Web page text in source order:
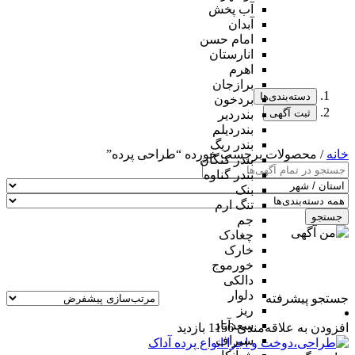
آب پخش
آبدان
امام حسن
انارستان
اهرم
برازجان
بردخون
بندردیر
بندردیلم
بندر ریگ
بندر کنگان
بندر گناوه
بنک
تنگ ارم
جم
چغادک
خارک
خورموج
دالکی
دلوار
ریز
سعدآباد
سیراف
دسته‌بندی‌ها
ثبت آگهی
خانه / محصولات برچسب خورده “طراحی پرده”
جستجو
جستجو پیشرفته
افزودن به علاقه‌مندی 1156 بازدید